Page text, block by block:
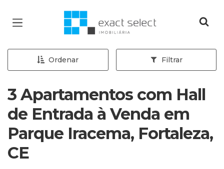
Página inicial
Ordenar Filtrar
3 Apartamentos com Hall
de Entrada à Venda em
Parque Iracema, Fortaleza,
CE